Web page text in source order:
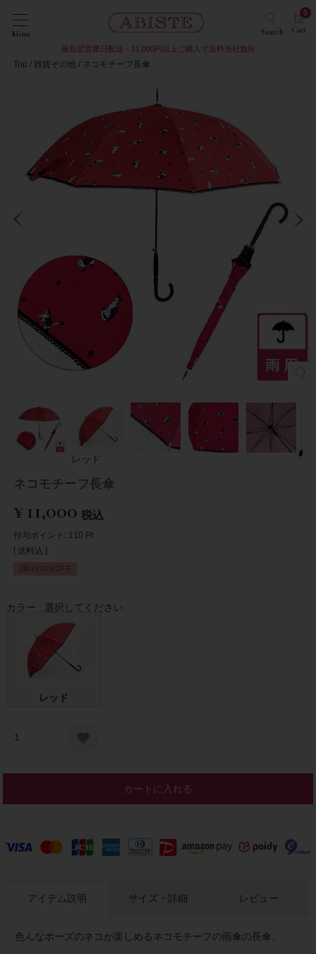
Menu Search Cart
0
最短翌営業日配送・11,000円以上ご購入で送料当社負担
Top 雑貨その他 ネコモチーフ長傘
レッド
ネコモチーフ長傘
¥11,000 税込
付与ポイント: 110 Pt.
送料込
2BUY10％OFF
カラー 選択してください
レッド
カートに入れる
アイテム説明
色んなポーズのネコが楽しめるネコモチーフの雨傘の長傘。
サイズ・詳細 レビュー